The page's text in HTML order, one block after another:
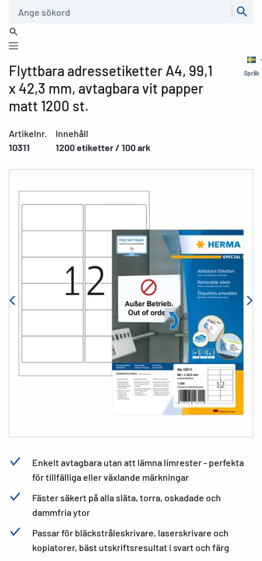
Språk
Flyttbara adressetiketter A4, 99,1
x 42,3 mm, avtagbara vit papper
matt 1200 st.
Artikelnr.
10311
Innehåll
1200 etiketter / 100 ark
Enkelt avtagbara utan att lämna limrester - perfekta
för tillfälliga eller växlande märkningar
Fäster säkert på alla släta, torra, oskadade och
dammfria ytor
Passar för bläckstråleskrivare, laserskrivare och
kopiatorer, bäst utskriftsresultat i svart och färg